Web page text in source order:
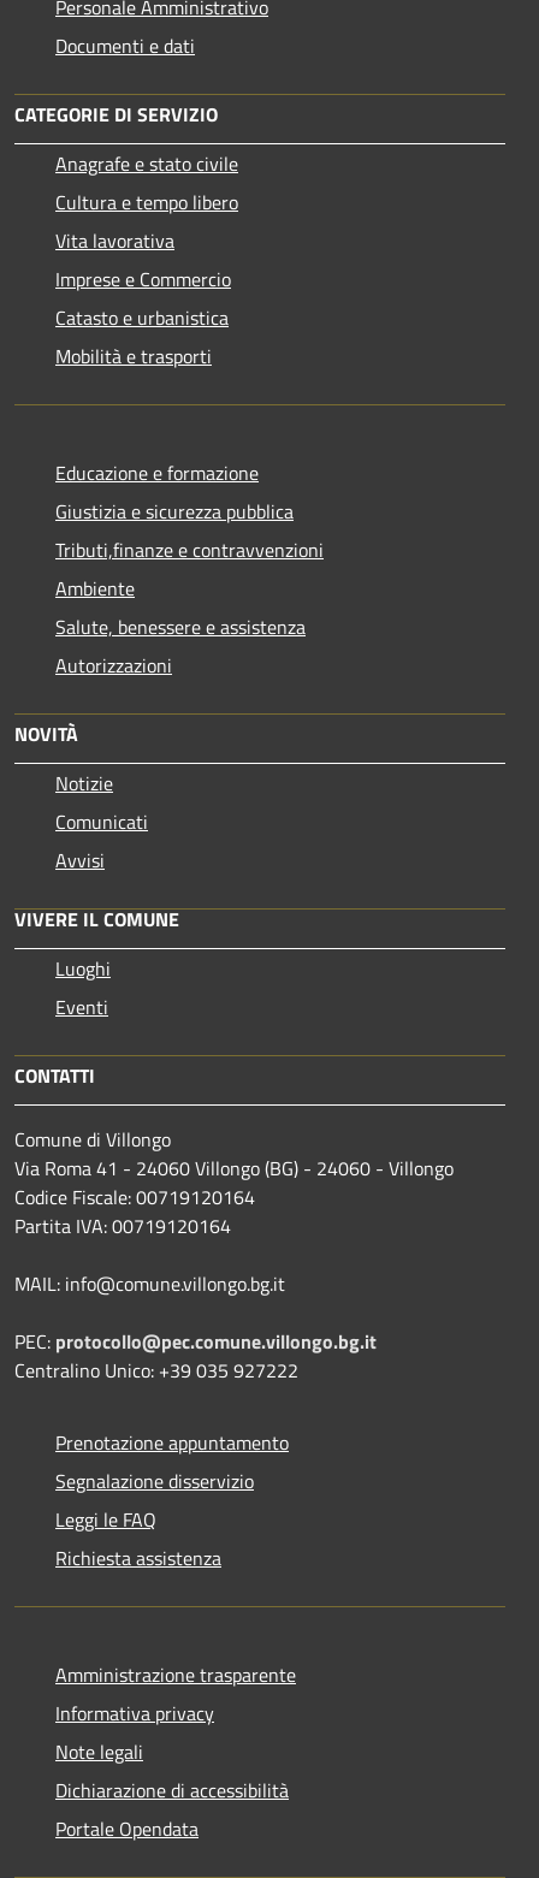
Personale Amministrativo
Documenti e dati
CATEGORIE DI SERVIZIO
Anagrafe e stato civile
Cultura e tempo libero
Vita lavorativa
Imprese e Commercio
Catasto e urbanistica
Mobilità e trasporti
Educazione e formazione
Giustizia e sicurezza pubblica
Tributi,finanze e contravvenzioni
Ambiente
Salute, benessere e assistenza
Autorizzazioni
NOVITÀ
Notizie
Comunicati
Avvisi
VIVERE IL COMUNE
Luoghi
Eventi
CONTATTI
Comune di Villongo
Via Roma 41 - 24060 Villongo (BG) - 24060 - Villongo
Codice Fiscale: 00719120164
Partita IVA: 00719120164
MAIL: info@comune.villongo.bg.it
PEC: protocollo@pec.comune.villongo.bg.it
Centralino Unico: +39 035 927222
Prenotazione appuntamento
Segnalazione disservizio
Leggi le FAQ
Richiesta assistenza
Amministrazione trasparente
Informativa privacy
Note legali
Dichiarazione di accessibilità
Portale Opendata